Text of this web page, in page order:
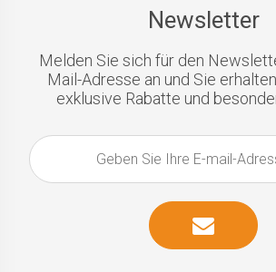
Newsletter
Melden Sie sich für den
Mail-Adresse an und Sie
exklusive Rabatte und